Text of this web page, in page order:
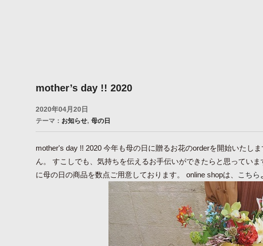
mother’s day !! 2020
2020年04月20日
テーマ： お知らせ, 母の日
mother's day !! 2020 今年も母の日に贈るお花のorderを開始いたし
ん。 すこしでも、気持ちを伝えるお手伝いができたらと思ってい
に母の日の商品を数点ご用意しております。 online shopは、
こちら